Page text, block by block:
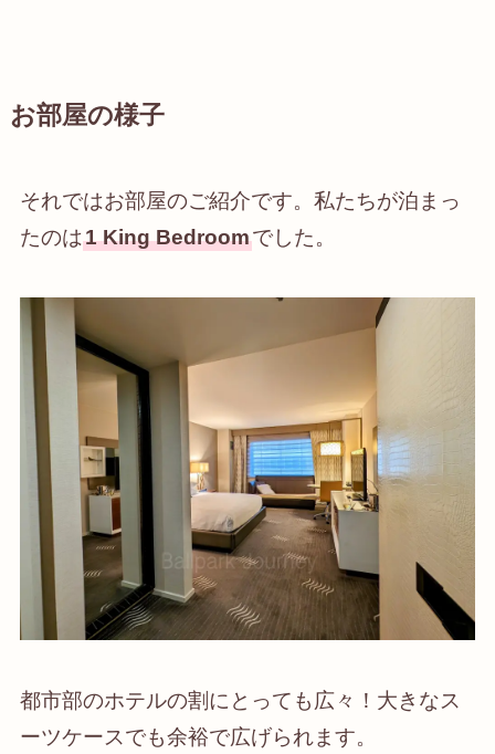
お部屋の様子
それではお部屋のご紹介です。私たちが泊まっ
たのは1 King Bedroomでした。
都市部のホテルの割にとっても広々！大きなス
ーツケースでも余裕で広げられます。